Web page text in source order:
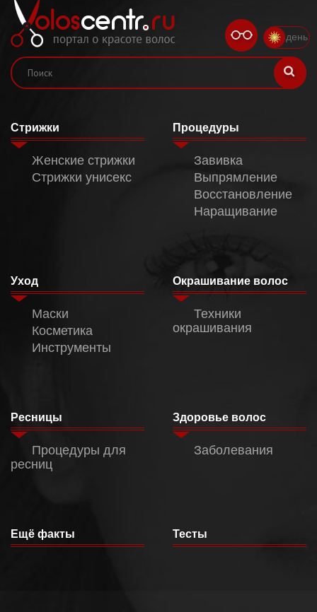
день
Стрижки
Женские стрижки
Стрижки унисекс
Процедуры
Завивка
Выпрямление
Восстановление
Наращивание
Уход
Маски
Косметика
Инструменты
Окрашивание волос
Техники
окрашивания
Ресницы
Процедуры для
ресниц
Здоровье волос
Заболевания
Ещё факты Тесты